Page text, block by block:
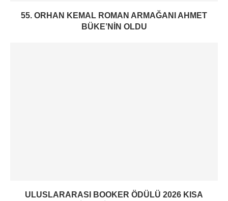
55. ORHAN KEMAL ROMAN ARMAĞANI AHMET
BÜKE’NIN OLDU
ULUSLARARASI BOOKER ÖDÜLÜ 2026 KISA